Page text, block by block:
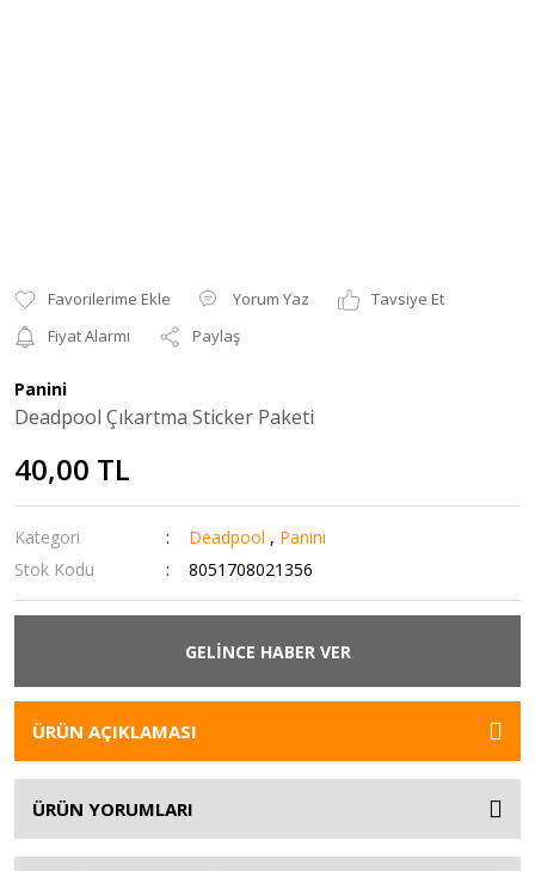
Yorum Yaz
Tavsiye Et
Fiyat Alarmı
Paylaş
Panini
Deadpool Çıkartma Sticker Paketi
40,00 TL
Kategori Deadpool , Panini
Stok Kodu
8051708021356
GELİNCE HABER VER
ÜRÜN AÇIKLAMASI
ÜRÜN YORUMLARI